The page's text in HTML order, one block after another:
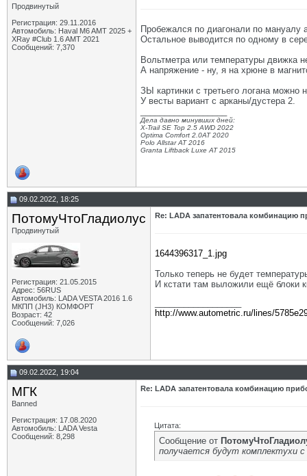
Продвинутый
Регистрация: 29.11.2016
Автомобиль: Haval M6 AMT 2025 +
XRay #Club 1.6 AMT 2021
Сообщений: 7,370
Пробежался по диагонали по мануалу
Остальное выводится по одному в
Вольтметра или температуры движка
А напряжение - ну, я на хрюне в
ЗЫ картинки с третьего логана можно
У весты вариант с арканы/дустера 2.
Дела давно минувших дней:
X-Trail SE Top 2.5 AWD 2022
Optima Comfort 2.0AT 2020
Polo Allstar AT 2016
Granta Liftback Luxe AT 2015
09.02.2022, 18:25
ПотомуЧтоГладиолус
Продвинутый
Регистрация: 21.05.2015
Адрес: 56RUS
Автомобиль: LADA VESTA 2016 1.6
МКПП (JH3) КОМФОРТ
Возраст: 42
Сообщений: 7,026
Re: LADA запатентовала комбинацию
1644396317_1.jpg
Только теперь не будет
И кстати там выложили ещё блоки
http://www.autometric.ru/lines/
09.02.2022, 19:04
МГК
Banned
Регистрация: 17.08.2020
Автомобиль: LADA Vesta
Сообщений: 8,298
Re: LADA запатентовала комбинацию
Цитата:
Сообщение от
получается будут комплектухи с